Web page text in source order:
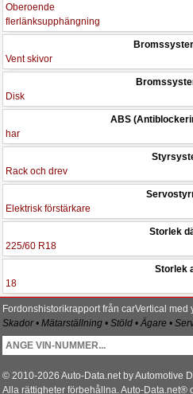
Oberoende
flerlänksupphängning
Vent skivor
Disk
ABS
har
Rack och drev
Elektrisk förstärkare
Storlek
225/60 R18
Storlek
18
Fordonshistorikrapport från carVertical med
Skador • Mätarställning • Stöld • Ägare •
© 2010-2026 Auto-Data.net by Automotive
Alla rättigheter förbehållna. Auto-Data.net®